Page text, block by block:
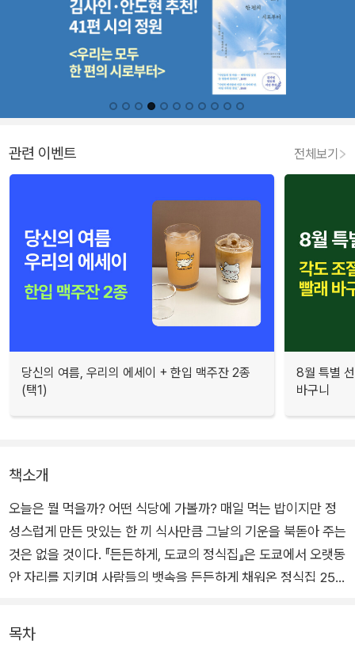
관련 이벤트 전체보기
당신의 여름, 우리의 에세이 + 한입 맥주잔 2종
(택1)
8월 특별
바구니
책소개
오늘은 뭘 먹을까? 어떤 식당에 가볼까? 매일 먹는 밥이지만 정
성스럽게 만든 맛있는 한 끼 식사만큼 그날의 기운을 북돋아 주는
것은 없을 것이다. 『든든하게, 도쿄의 정식집』은 도쿄에서 오랫동
안 자리를 지키며 사람들의 뱃속을 든든하게 채워온 정식집 25
소복이 올라간 밥에 건더기 듬뿍 된장국, 큼직한 생선이나 고기
목차